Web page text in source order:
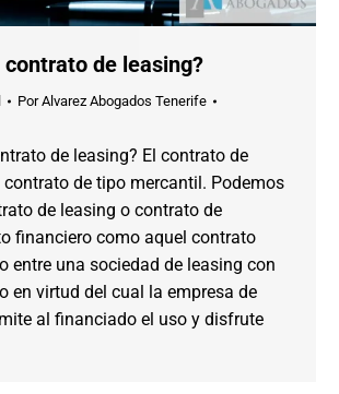
contrato de leasing?
PorAlvarez Abogados Tenerife
de leasing? El contrato de
contrato de tipo mercantil. Podemos
de leasing o contrato de
financiero como aquel contrato
entre una sociedad de leasing con
en virtud del cual la empresa de
al financiado el uso y disfrute